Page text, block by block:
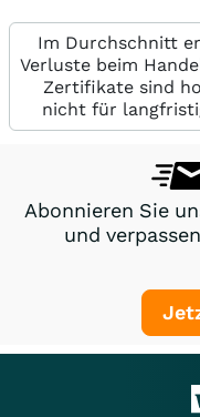
Im Durchschnitt
Verluste beim
Zertifikate sind
nicht für
Abonnieren Sie
und